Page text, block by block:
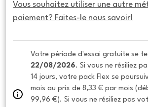
Vous souhaitez utiliser une autre
paiement? Faites-le nous savoir!
22/08/2026. Si vous ne résiliez
14 jours, votre pack Flex se
mois au prix de 8,33 € par mois
99,96 €). Si vous ne résiliez pas